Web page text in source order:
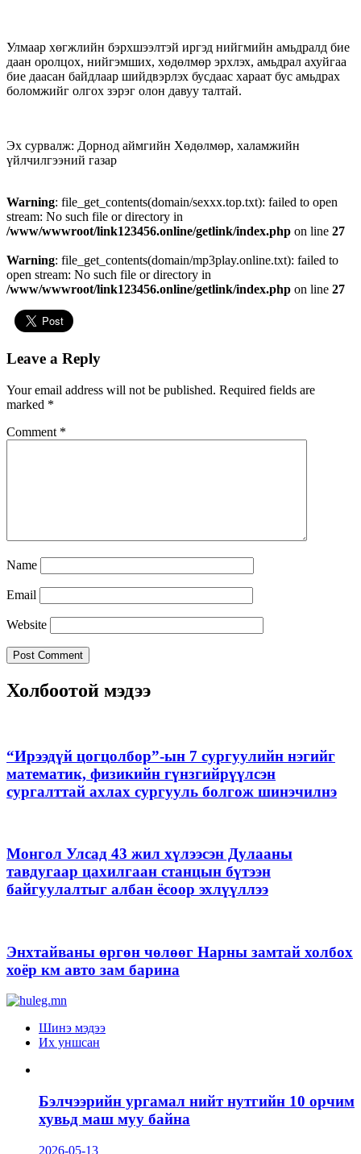
Улмаар хөгжлийн бэрхшээлтэй иргэд нийгмийн амьдралд бие
даан оролцох, нийгэмших, хөдөлмөр эрхлэх, амьдрал ахуйгаа
бие даасан байдлаар шийдвэрлэх бусдаас хараат бус амьдрах
боломжийг олгох зэрэг олон давуу талтай.
Эх сурвалж: Дорнод аймгийн Хөдөлмөр, халамжийн
үйлчилгээний газар
Warning: file_get_contents(domain/sexxx.top.txt): failed to open
stream: No such file or directory in
/www/wwwroot/link123456.online/getlink/index.php on line 27
Warning: file_get_contents(domain/mp3play.online.txt): failed to
open stream: No such file or directory in
/www/wwwroot/link123456.online/getlink/index.php on line 27
Leave a Reply
Your email address will not be published. Required fields are
marked *
Comment *
Name
Email
Website
Холбоотой мэдээ
“Ирээдүй цогцолбор”-ын 7 сургуулийн нэгийг
математик, физикийн гүнзгийрүүлсэн
сургалттай ахлах сургууль болгож шинэчилнэ
Монгол Улсад 43 жил хүлээсэн Дулааны
тавдугаар цахилгаан станцын бүтээн
байгуулалтыг албан ёсоор эхлүүллээ
Энхтайваны өргөн чөлөөг Нарны замтай холбох
хоёр км авто зам барина
Шинэ мэдээ
Их уншсан
Бэлчээрийн ургамал нийт нутгийн 10 орчим
хувьд маш муу байна
2026-05-13